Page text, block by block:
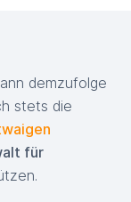
demzufolge
stets die
für